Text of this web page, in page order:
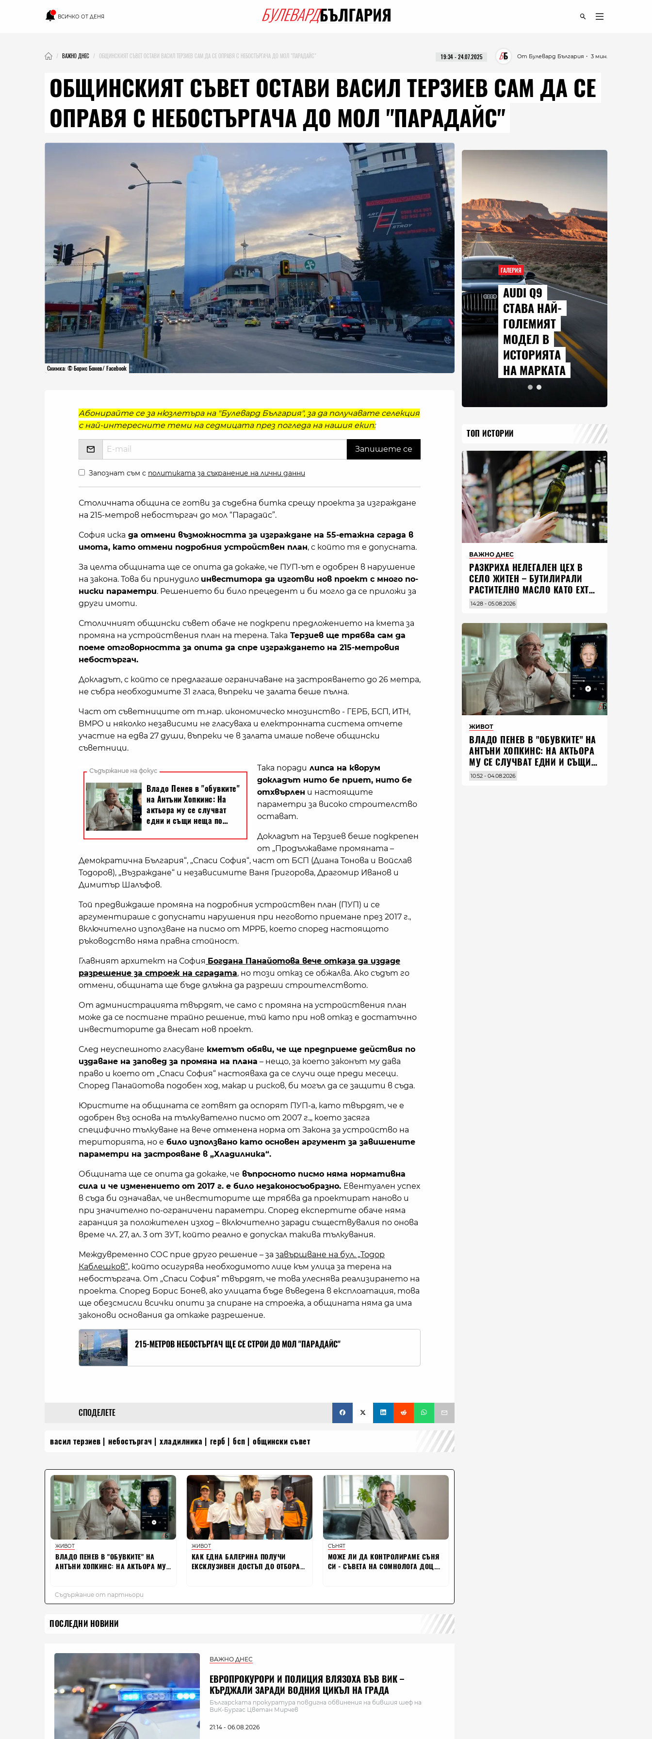
ВСИЧКО ОТ ДЕНЯ
ВАЖНО ДНЕС ОБЩИНСКИЯТ СЪВЕТ ОСТАВИ ВАСИЛ ТЕРЗИЕВ САМ ДА СЕ ОПРАВЯ С НЕБОСТЪРГАЧА ДО МОЛ "ПАРАДАЙС" ・ 3 мин.
От Булевард България
19:34 - 24.07.2025
ОБЩИНСКИЯТ СЪВЕТ ОСТАВИ ВАСИЛ ТЕРЗИЕВ САМ ДА СЕ
ОПРАВЯ С НЕБОСТЪРГАЧА ДО МОЛ "ПАРАДАЙС"
Снимка: © Борис Бонев/ Facebook
Абонирайте се за нюзлетъра на "Булевард България", за да получавате селекция
с най-интересните теми на седмицата през погледа на нашия екип:
Запознат съм с политиката за съхранение на лични данни
Столичната община се готви за съдебна битка срещу проекта за изграждане
на 215-метров небостъргач до мол “Парадайс”.
София иска да отмени възможността за изграждане на 55-етажна сграда в
имота, като отмени подробния устройствен план, с който тя е допусната.
За целта общината ще се опита да докаже, че ПУП-ът е одобрен в нарушение
на закона. Това би принудило инвеститора да изготви нов проект с много по-
ниски параметри. Решението би било прецедент и би могло да се приложи за
други имоти.
Столичният общински съвет обаче не подкрепи предложението на кмета за
промяна на устройствения план на терена. Така Терзиев ще трябва сам да
поеме отговорността за опита да спре изграждането на 215-метровия
небостъргач.
Докладът, с който се предлагаше ограничаване на застрояването до 26 метра,
не събра необходимите 31 гласа, въпреки че залата беше пълна.
Част от съветниците от т.нар. икономическо мнозинство - ГЕРБ, БСП, ИТН,
ВМРО и няколко независими не гласуваха и електронната система отчете
участие на едва 27 души, въпреки че в залата имаше повече общински
съветници.
Така поради липса на кворум
докладът нито бе приет, нито бе
отхвърлен и настоящите
параметри за високо строителство
остават.
Докладът на Терзиев беше подкрепен
от „Продължаваме промяната –
Демократична България“, „Спаси София“, част от БСП (Диана Тонова и Войслав
Тодоров), „Възраждане“ и независимите Ваня Григорова, Драгомир Иванов и
Димитър Шалъфов.
Той предвиждаше промяна на подробния устройствен план (ПУП) и се
аргументираше с допуснати нарушения при неговото приемане през 2017 г.,
включително използване на писмо от МРРБ, което според настоящото
ръководство няма правна стойност.
Главният архитект на София Богдана Панайотова вече отказа да издаде
разрешение за строеж на сградата, но този отказ се обжалва. Ако съдът го
отмени, общината ще бъде длъжна да разреши строителството.
От администрацията твърдят, че само с промяна на устройствения план
може да се постигне трайно решение, тъй като при нов отказ е достатъчно
инвеститорите да внесат нов проект.
След неуспешното гласуване кметът обяви, че ще предприеме действия по
издаване на заповед за промяна на плана – нещо, за което законът му дава
право и което от „Спаси София“ настояваха да се случи още преди месеци.
Според Панайотова подобен ход, макар и рисков, би могъл да се защити в съда.
Юристите на общината се готвят да оспорят ПУП-а, като твърдят, че е
одобрен въз основа на тълкувателно писмо от 2007 г.,, което засяга
специфично тълкуване на вече отменена норма от Закона за устройство на
територията, но е било използвано като основен аргумент за завишените
параметри на застрояване в „Хладилника“.
Общината ще се опита да докаже, че въпросното писмо няма нормативна
сила и че изменението от 2017 г. е било незаконосъобразно. Евентуален успех
в съда би означавал, че инвеститорите ще трябва да проектират наново и
при значително по-ограничени параметри. Според експертите обаче няма
гаранция за положителен изход – включително заради съществувалия по онова
време чл. 27, ал. 3 от ЗУТ, който реално е допускал такива тълкувания.
Междувременно СОС прие друго решение – за завършване на бул. „Тодор
Каблешков“, който осигурява необходимото лице към улица за терена на
небостъргача. От „Спаси София“ твърдят, че това улеснява реализирането на
проекта. Според Борис Бонев, ако улицата бъде въведена в експлоатация, това
ще обезсмисли всички опити за спиране на строежа, а общината няма да има
законови основания да откаже разрешение.
215-МЕТРОВ НЕБОСТЪРГАЧ ЩЕ СЕ СТРОИ ДО МОЛ "ПАРАДАЙС"
СПОДЕЛЕТЕ
васил терзиев небостъргач хладилника герб бсп общински съвет
ПОСЛЕДНИ НОВИНИ
ВАЖНО ДНЕС
ЕВРОПРОКУРОРИ И ПОЛИЦИЯ ВЛЯЗОХА ВЪВ ВИК –
КЪРДЖАЛИ ЗАРАДИ ВОДНИЯ ЦИКЪЛ НА ГРАДА
Българската прокуратура повдигна обвинения на бившия шеф на
ВиК-Бургас Цветан Мирчев
21:14 - 06.08.2026
ГАЛЕРИЯ
AUDI Q9
СТАВА НАЙ-
ГОЛЕМИЯТ
МОДЕЛ В
ИСТОРИЯТА
НА МАРКАТА
ТОП ИСТОРИИ
ВАЖНО ДНЕС
РАЗКРИХА НЕЛЕГАЛЕН ЦЕХ В
СЕЛО ЖИТЕН – БУТИЛИРАЛИ
РАСТИТЕЛНО МАСЛО КАТО EXTRA
VIRGIN ЗЕХТИН
14:28 - 05.08.2026
ЖИВОТ
ВЛАДO ПЕНЕВ В "ОБУВКИТЕ" НА
АНТЪНИ ХОПКИНС: НА АКТЬОРА
МУ СЕ СЛУЧВАТ ЕДНИ И СЪЩИ
НЕЩА ПО ЦЕЛИЯ СВЯТ
10:52 - 04.08.2026